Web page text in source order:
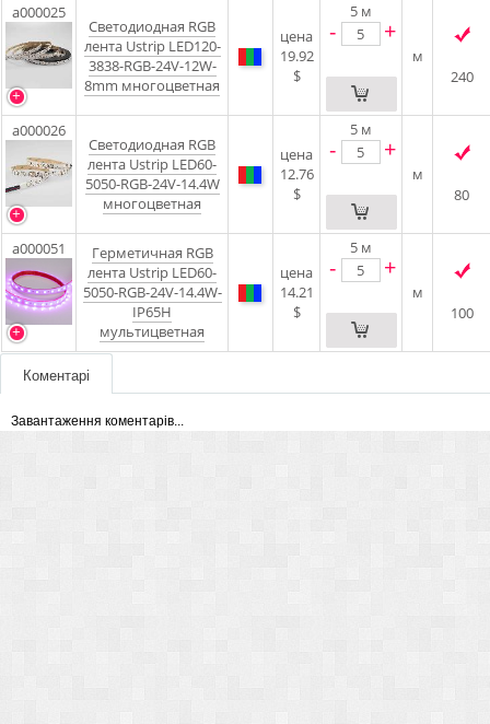
a000025
Светодиодная RGB
лента Ustrip LED120-
3838-RGB-24V-12W-
8mm многоцветная
цена
19.92
$
5 м
- +
м
240
a000026
Светодиодная RGB
лента Ustrip LED60-
5050-RGB-24V-14.4W
многоцветная
цена
12.76
$
5 м
- +
м
80
a000051
Герметичная RGB
лента Ustrip LED60-
5050-RGB-24V-14.4W-
IP65H
мультицветная
цена
14.21
$
5 м
- +
м
100
Коментарі
Завантаження коментарів...